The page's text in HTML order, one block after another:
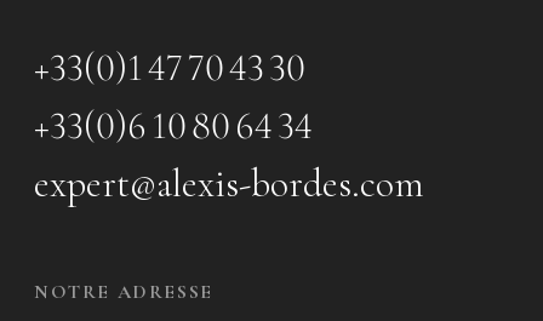
+33(0)1 47 70 43 30
+33(0)6 10 80 64 34
expert@alexis-bordes.com
NOTRE ADRESSE